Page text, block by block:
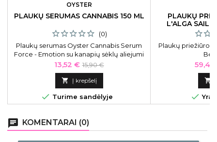
OYSTER
PLAUKŲ SERUMAS CANNABIS 150 ML
(0)
Plaukų serumas Oyster Cannabis Serum
Force - Emotion su kanapių sėklų aliejumi
OYBM05150400, 150 ml
Kaina
13,52 € Bazinė
kaina
15,90 €
 Į krepšelį
 Turime sandėlyje
PLAUKŲ
L'ALGA
Plaukų priežiūros
Kaina

 Yra
chat KOMENTARAI (0)